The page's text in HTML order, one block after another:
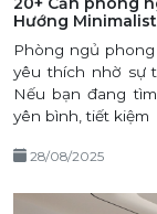
Hướng
Phòng ngủ
yêu thích nhờ sự
Nếu bạn đang
yên bình, tiết kiệm
28/08/2025